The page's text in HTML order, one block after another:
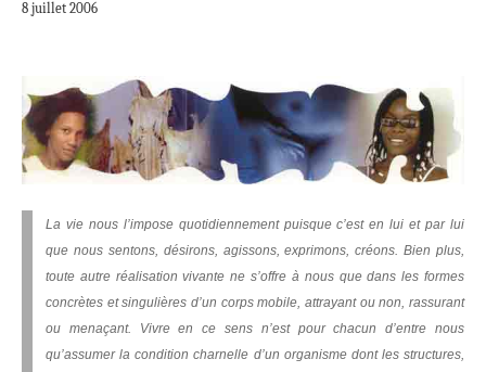
8 juillet 2006
La vie nous l’impose quotidiennement puisque c’est en lui et par lui
que nous sentons, désirons, agissons, exprimons, créons. Bien plus,
toute autre réalisation vivante ne s’offre à nous que dans les formes
concrètes et singulières d’un corps mobile, attrayant ou non, rassurant
ou menaçant. Vivre en ce sens n’est pour chacun d’entre nous
qu’assumer la condition charnelle d’un organisme dont les structures,